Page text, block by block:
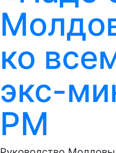
ко
экс-
РМ